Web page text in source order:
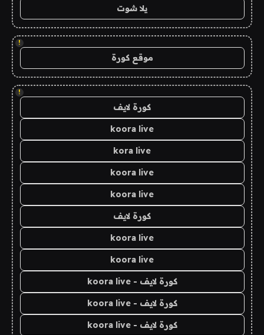
يلا شوت
!
موقع كورة
!
كورة لايف
koora live
kora live
koora live
koora live
كورة لايف
koora live
koora live
كورة لايف - koora live
كورة لايف - koora live
كورة لايف - koora live